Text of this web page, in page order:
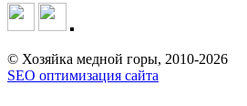
© Хозяйка медной горы, 2010-2026
SEO оптимизация сайта